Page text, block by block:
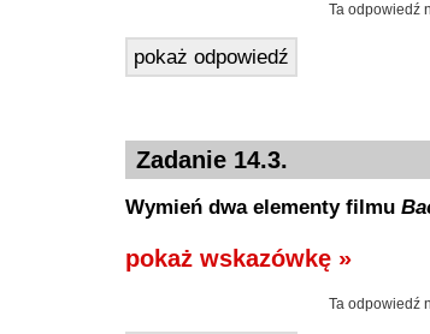
Ta odpowiedź
pokaż odpowiedź
Zadanie 14.3.
Wymień dwa elementy filmu
pokaż wskazówkę »
Ta odpowiedź